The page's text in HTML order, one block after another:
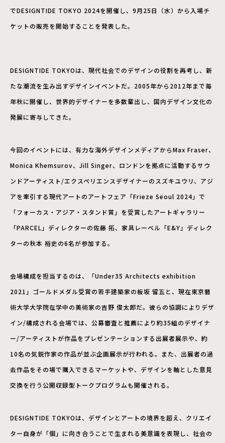
でDESIGNTIDE TOKYO 2024を開催し、9月25日（水）から入場チ
ケットの販売を開始することを発表した。
DESIGNTIDE TOKYOは、現代社会でのデザインの役割を再考し、新
たな潮流を生み出すデザインイベントだ。2005年から2012年まで毎
年秋に開催し、世界的デザイナーを多数輩出し、国内デザイン文化の
発展に寄与してきた。
今回のイベントには、有力な海外デザインメディアからMax Fraser、
Monica Khemsurov、Jill Singer、ロンドンを拠点に活動するサウ
ンドアーティスト/エクスペリエンスデザイナーのスズキユウリ、アジ
アを牽引する現代アートのアートフェア「Frieze Seoul 2024」で
「フォーカス・アジア・スタンド賞」を受賞したアートギャラリー
「PARCEL」ディレクターの佐藤 拓、家具レーベル「E&Y」ディレク
ターの秋本 裕史の6名が参加する。
会場構成を担当するのは、「Under35 Architects exhibition
2021」ゴールドメダル受賞の若手建築家の板坂 留五と、現在東京藝
術大学大学院在学中の美術家の吉野 俊太郎だ。彼らの協調によりデザ
イン/構成される会場では、公募審査と推薦により約35組のデザイナ
ー/アーティストが作品をプレゼンテーションする出展者展示や、約
10名の気鋭作家の作品が並ぶ企画展示が行われる。また、出展者の過
去作品をその場で購入できるマーケットや、デザインを軸とした意見
交換を行う公開収録型トークプログラムも開催される。
DESIGNTIDE TOKYOは、デザインとアートの境界を超え、クリエイ
ター自身が「個」に向き合うことで生まれる美意識を表現し、社会の